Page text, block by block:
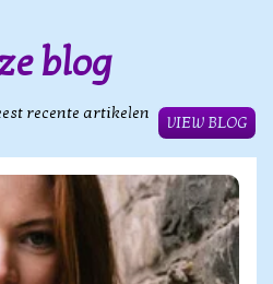
blog
recente artikelen
VIEW BLOG